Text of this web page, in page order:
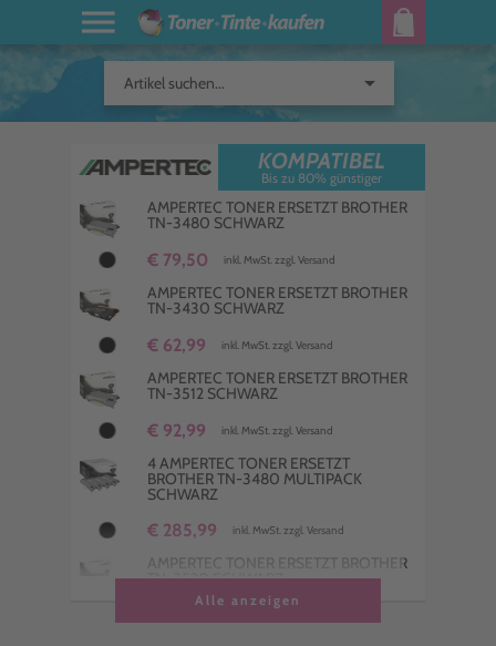
Artikel suchen... arrow_drop_down
KOMPATIBEL
Bis zu 80% günstiger
AMPERTEC TONER ERSETZT BROTHER
TN-3480 SCHWARZ
€ 79,50 inkl. MwSt. zzgl. Versand
AMPERTEC TONER ERSETZT BROTHER
TN-3430 SCHWARZ
€ 62,99 inkl. MwSt. zzgl. Versand
AMPERTEC TONER ERSETZT BROTHER
TN-3512 SCHWARZ
€ 92,99 inkl. MwSt. zzgl. Versand
4 AMPERTEC TONER ERSETZT
BROTHER TN-3480 MULTIPACK
SCHWARZ
€ 285,99 inkl. MwSt. zzgl. Versand
AMPERTEC TONER ERSETZT BROTHER
TN-3520 SCHWARZ
Alle anzeigen